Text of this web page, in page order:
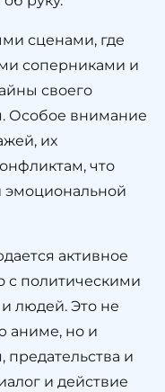
сценами, где
соперниками и
своего
Особое внимание
их
что
эмоциональной
активное
с политическими
людей. Это не
аниме, но и
и
и действие